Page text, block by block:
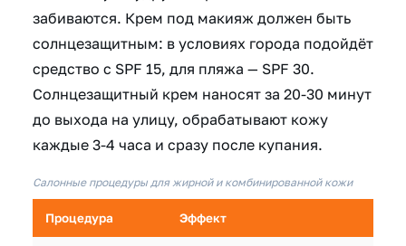
забиваются. Крем под макияж должен быть
солнцезащитным: в условиях города подойдёт
средство с SPF 15, для пляжа — SPF 30.
Солнцезащитный крем наносят за 20-30 минут
до выхода на улицу, обрабатывают кожу
каждые 3-4 часа и сразу после купания.
Салонные процедуры для жирной и комбинированной кожи
Процедура Эффект